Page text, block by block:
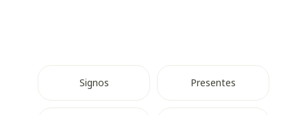
Signos Presentes